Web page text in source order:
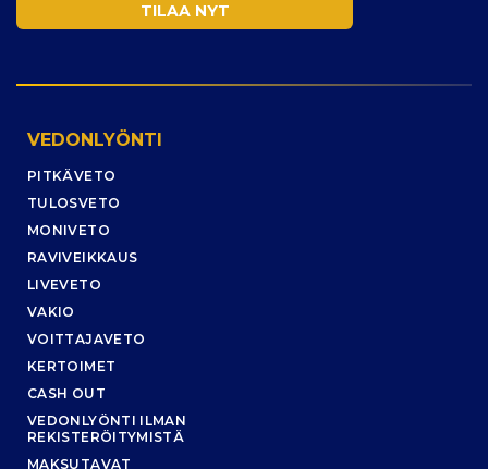
VEDONLYÖNTI
PITKÄVETO
TULOSVETO
MONIVETO
RAVIVEIKKAUS
LIVEVETO
VAKIO
VOITTAJAVETO
KERTOIMET
CASH OUT
VEDONLYÖNTI ILMAN
REKISTERÖITYMISTÄ
MAKSUTAVAT